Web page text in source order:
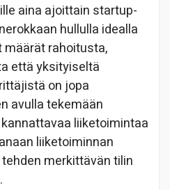
aina ajoittain startup-
hullulla idealla
määrät rahoitusta,
että yksityiseltä
on jopa
avulla tekemään
liiketoimintaa
liiketoiminnan
merkittävän tilin